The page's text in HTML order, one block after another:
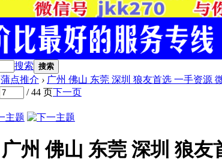
搜索 搜索
蒲点推介 › 广州 佛山 东莞 深圳 狼友首选 一手资源
/ 44 页下一页
广州 佛山 东莞 深圳 狼